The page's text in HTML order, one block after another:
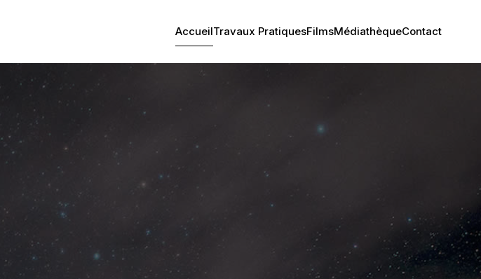
AccueilTravaux PratiquesFilmsMédiathèqueContact